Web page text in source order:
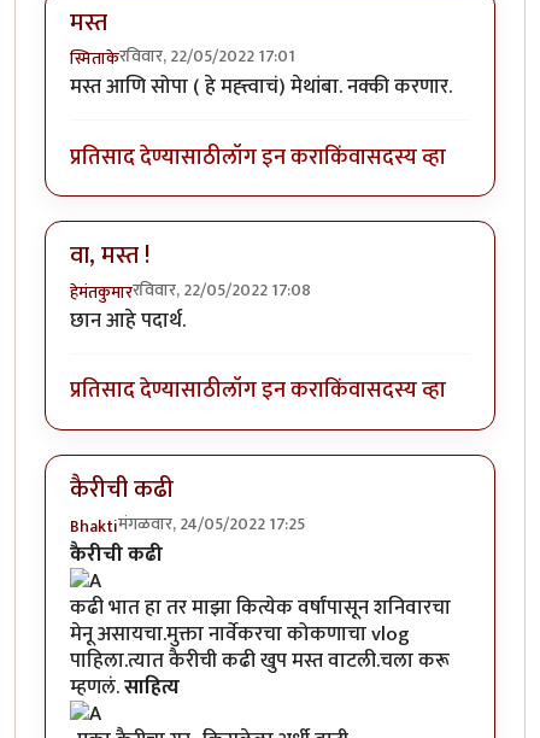
मस्त
स्मिताकेरविवार, 22/05/2022 17:01
मस्त आणि सोपा ( हे मह्त्त्वाचं) मेथांबा. नक्की करणार.
प्रतिसाद देण्यासाठीलॉग इन कराकिंवासदस्य व्हा
वा, मस्त !
हेमंतकुमाररविवार, 22/05/2022 17:08
छान आहे पदार्थ.
प्रतिसाद देण्यासाठीलॉग इन कराकिंवासदस्य व्हा
कैरीची कढी
Bhaktiमंगळवार, 24/05/2022 17:25
कैरीची कढी
कढी भात हा तर माझा कित्येक वर्षांपासून शनिवारचा
मेनू असायचा.मुक्ता नार्वेकर​चा कोकणाचा vlog
पाहिला.त्यात कैरीची कढी खुप मस्त वाटली.चला करू
म्हणलं.साहित्य